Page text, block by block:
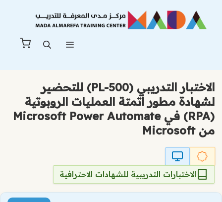
المحتوى
الاختبار التدريبي (PL-500) للتحضير
لشهادة مطور أتمتة العمليات الروبوتية
(RPA) في Microsoft Power Automate
من Microsoft
الاختبارات التدريبية للشهادات الاحترافية